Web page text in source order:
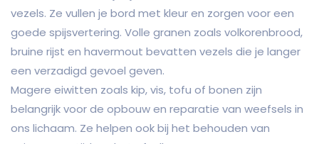
vezels. Ze vullen je bord met kleur en zorgen voor een
goede spijsvertering. Volle granen zoals volkorenbrood,
bruine rijst en havermout bevatten vezels die je langer
een verzadigd gevoel geven.
Magere eiwitten zoals kip, vis, tofu of bonen zijn
belangrijk voor de opbouw en reparatie van weefsels in
ons lichaam. Ze helpen ook bij het behouden van